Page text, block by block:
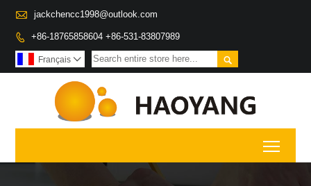
 jackchencc1998@outlook.com
 +86-18765858604 +86-531-83807989

Français 